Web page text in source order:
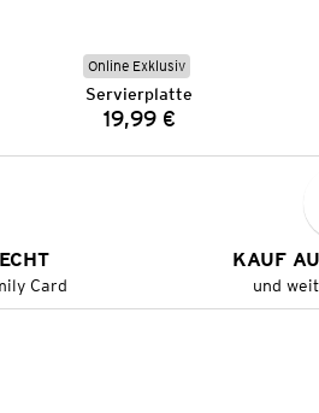
Online Exklusiv
Servierplatte
Preis:
19,99 €
Card
KAUF
und